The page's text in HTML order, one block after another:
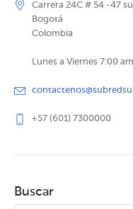
Carrera 24C # 54 -47
Bogotá
Colombia
Lunes a Viernes 7:00
+57 (601) 7300000
Buscar